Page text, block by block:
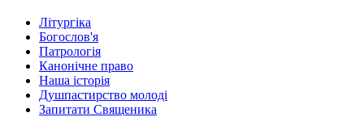
Літургіка
Богослов'я
Патрологія
Канонічне право
Наша історія
Душпастирство молоді
Запитати Священика